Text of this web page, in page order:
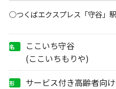
○つくばエクスプレス「守谷」
名
ここいち守谷
(ここいちもりや)
形
サービス付き高齢者向